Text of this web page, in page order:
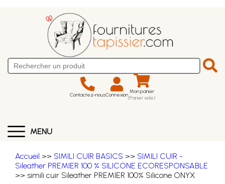
Contactez-nousConnexion Mon panier
(Panier vide)
MENU
Accueil >> SIMILI CUIR BASICS >> SIMILI CUIR -
Sileather PREMIER 100 % SILICONE ECORESPONSABLE
>> simili cuir Sileather PREMIER 100% Silicone ONYX